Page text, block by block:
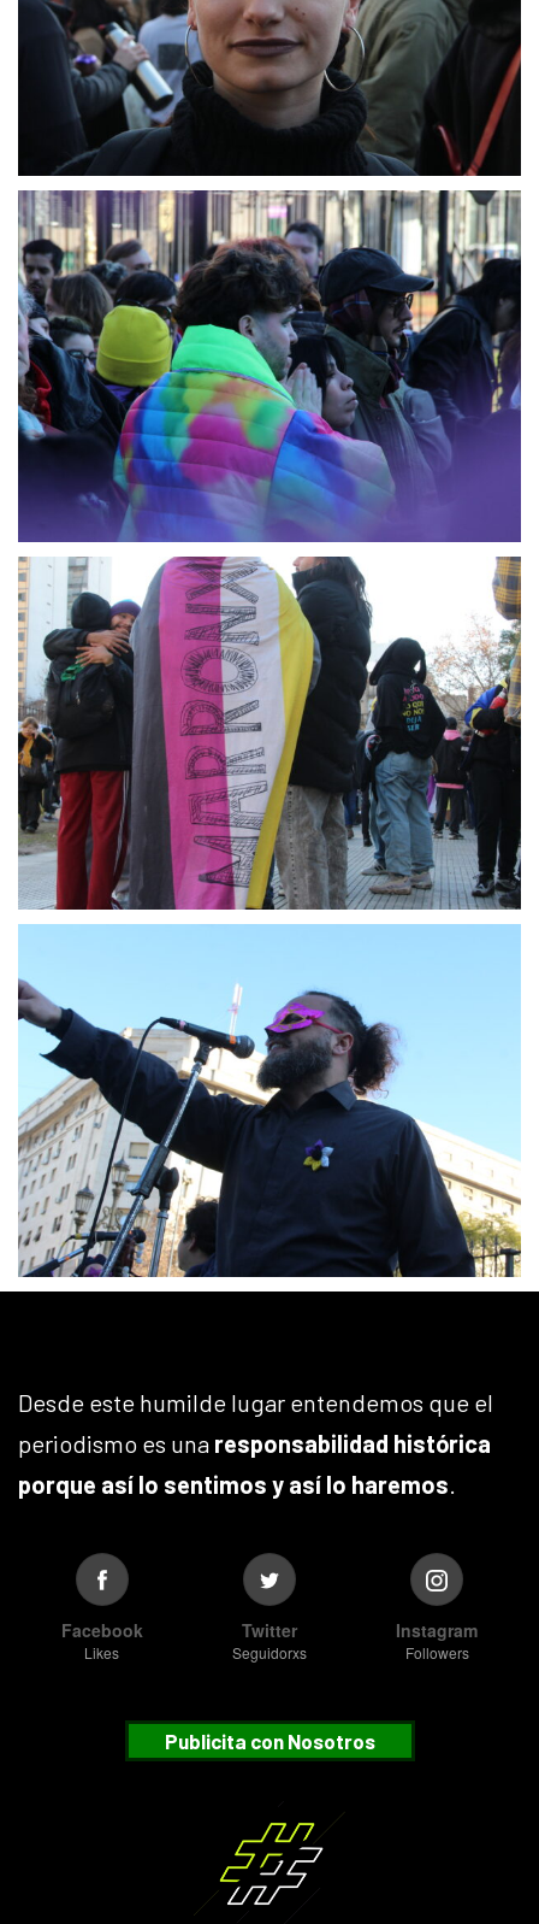
Desde este humilde lugar entendemos que el
periodismo es una responsabilidad histórica
porque así lo sentimos y así lo haremos
Facebook
Likes
Twitter
Seguidorxs
Instagram
Followers
Publicita con Nosotros
Suscribete
¿Desea recibir nuestras notificaciones?